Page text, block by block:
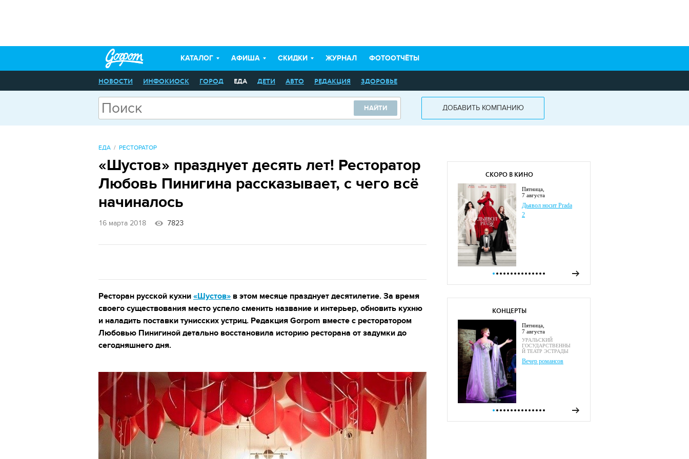
КАТАЛОГ АФИША СКИДКИ ЖУРНАЛ ФОТООТЧЁТЫ
НОВОСТИ ИНФОКИОСК ГОРОД ЕДА ДЕТИ АВТО РЕДАКЦИЯ ЗДОРОВЬЕ
НАЙТИ ДОБАВИТЬ КОМПАНИЮ
ЕДА РЕСТОРАТОР
«Шустов» празднует десять лет! Ресторатор
Любовь Пинигина рассказывает, с чего всё
начиналось
16 марта 2018 7823
Ресторан русской кухни «Шустов» в этом месяце празднует десятилетие. За время
своего существования место успело сменить название и интерьер, обновить кухню
и наладить поставки тунисских устриц. Редакция Gorpom вместе с ресторатором
Любовью Пинигиной детально восстановила историю ресторана от задумки до
сегодняшнего дня.
СКОРО В КИНО
пятница,
7 августа
Дьявол носит Prada
2
КОНЦЕРТЫ
пятница,
7 августа
УРАЛЬСКИЙ
ГОСУДАРСТВЕННЫ
Й ТЕАТР ЭСТРАДЫ
Вечер романсов